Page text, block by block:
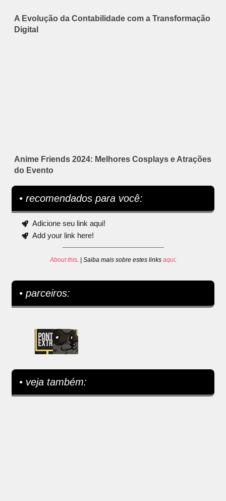
A Evolução da Contabilidade com a Transformação
Digital
Anime Friends 2024: Melhores Cosplays e Atrações
do Evento
• recomendados para você:
Adicione seu link aqui!
Add your link here!
About this. | Saiba mais sobre estes links aqui.
• parceiros:
• veja também: